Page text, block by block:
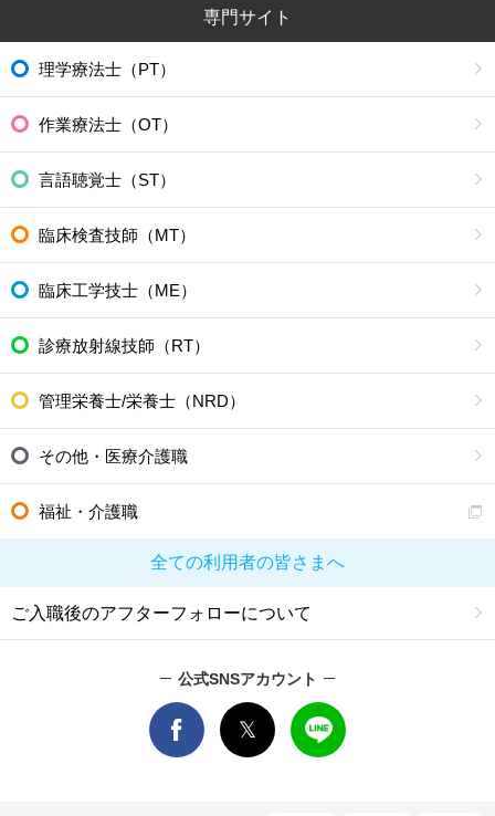
専門サイト
理学療法士（PT）
作業療法士（OT）
言語聴覚士（ST）
臨床検査技師（MT）
臨床工学技士（ME）
診療放射線技師（RT）
管理栄養士/栄養士（NRD）
その他・医療介護職
福祉・介護職
全ての利用者の皆さまへ
ご入職後のアフターフォローについて
公式SNSアカウント